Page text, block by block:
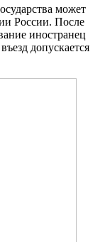
может
России. После
иностранец
допускается